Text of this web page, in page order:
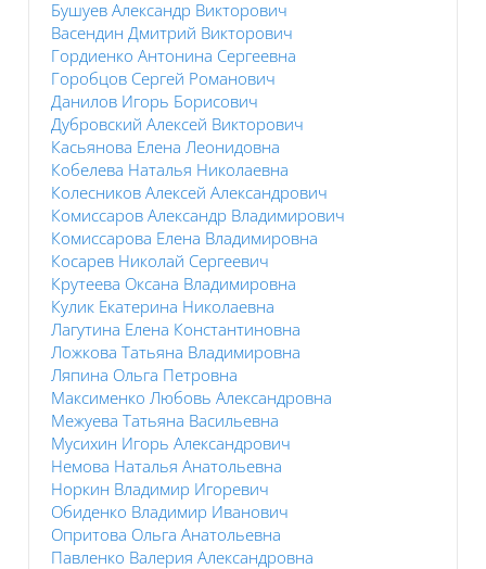
Бушуев Александр Викторович
Васендин Дмитрий Викторович
Гордиенко Антонина Сергеевна
Горобцов Сергей Романович
Данилов Игорь Борисович
Дубровский Алексей Викторович
Касьянова Елена Леонидовна
Кобелева Наталья Николаевна
Колесников Алексей Александрович
Комиссаров Александр Владимирович
Комиссарова Елена Владимировна
Косарев Николай Сергеевич
Крутеева Оксана Владимировна
Кулик Екатерина Николаевна
Лагутина Елена Константиновна
Ложкова Татьяна Владимировна
Ляпина Ольга Петровна
Максименко Любовь Александровна
Межуева Татьяна Васильевна
Мусихин Игорь Александрович
Немова Наталья Анатольевна
Норкин Владимир Игоревич
Обиденко Владимир Иванович
Опритова Ольга Анатольевна
Павленко Валерия Александровна